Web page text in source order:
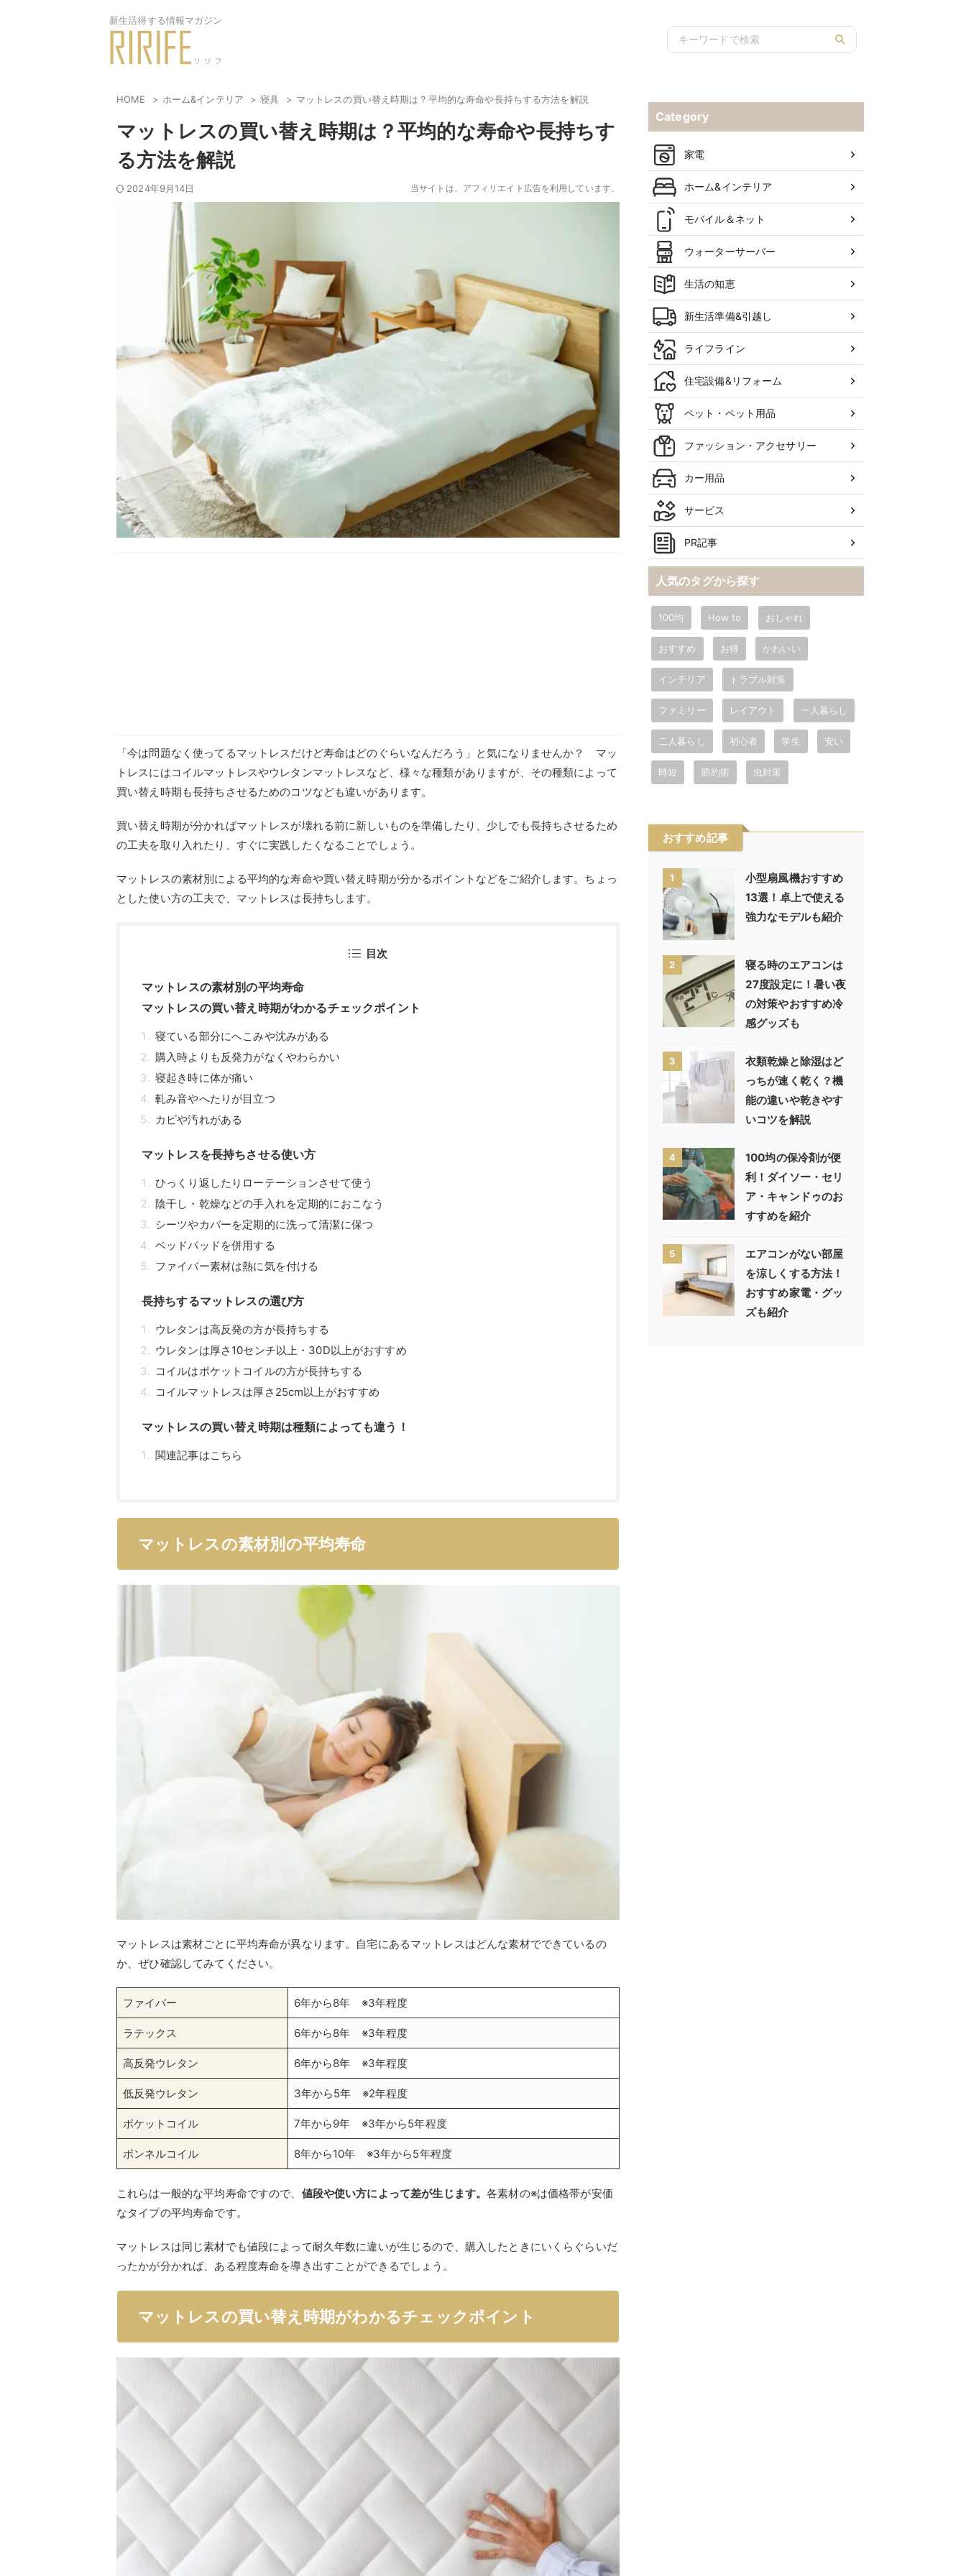
新生活得する情報マガジン
HOME ホーム&インテリア 寝具 マットレスの買い替え時期は？平均的な寿命や長持ちする方法を解説
マットレスの買い替え時期は？平均的な寿命や長持ちす
る方法を解説
2024年9月14日 当サイトは、アフィリエイト広告を利用しています。
「今は問題なく使ってるマットレスだけど寿命はどのぐらいなんだろう」と気になりませんか？ マッ
トレスにはコイルマットレスやウレタンマットレスなど、様々な種類がありますが、その種類によって
買い替え時期も長持ちさせるためのコツなども違いがあります。
買い替え時期が分かればマットレスが壊れる前に新しいものを準備したり、少しでも長持ちさせるため
の工夫を取り入れたり、すぐに実践したくなることでしょう。
マットレスの素材別による平均的な寿命や買い替え時期が分かるポイントなどをご紹介します。ちょっ
とした使い方の工夫で、マットレスは長持ちします。
目次
マットレスの素材別の平均寿命
マットレスの買い替え時期がわかるチェックポイント
寝ている部分にへこみや沈みがある
購入時よりも反発力がなくやわらかい
寝起き時に体が痛い
軋み音やへたりが目立つ
カビや汚れがある
マットレスを長持ちさせる使い方
ひっくり返したりローテーションさせて使う
陰干し・乾燥などの手入れを定期的におこなう
シーツやカバーを定期的に洗って清潔に保つ
ベッドパッドを併用する
ファイバー素材は熱に気を付ける
長持ちするマットレスの選び方
ウレタンは高反発の方が長持ちする
ウレタンは厚さ10センチ以上・30D以上がおすすめ
コイルはポケットコイルの方が長持ちする
コイルマットレスは厚さ25cm以上がおすすめ
マットレスの買い替え時期は種類によっても違う！
関連記事はこちら
マットレスの素材別の平均寿命
マットレスは素材ごとに平均寿命が異なります。自宅にあるマットレスはどんな素材でできているの
か、ぜひ確認してみてください。
ファイバー 6年から8年 ※3年程度
ラテックス 6年から8年 ※3年程度
高反発ウレタン 6年から8年 ※3年程度
低反発ウレタン 3年から5年 ※2年程度
ポケットコイル 7年から9年 ※3年から5年程度
ボンネルコイル 8年から10年 ※3年から5年程度
これらは一般的な平均寿命ですので、 値段や使い方によって差が生じます。各素材の※は価格帯が安価
なタイプの平均寿命です。
マットレスは同じ素材でも値段によって耐久年数に違いが生じるので、購入したときにいくらぐらいだ
ったかが分かれば、ある程度寿命を導き出すことができるでしょう。
マットレスの買い替え時期がわかるチェックポイント
Category
家電
ホーム&インテリア
モバイル＆ネット
ウォーターサーバー
生活の知恵
新生活準備&引越し
ライフライン
住宅設備&リフォーム
ペット・ペット用品
ファッション・アクセサリー
カー用品
サービス
PR記事
人気のタグから探す
100均 How to おしゃれ
おすすめ お得 かわいい
インテリア トラブル対策
ファミリー レイアウト 一人暮らし
二人暮らし 初心者 学生 安い
時短 節約術 虫対策
おすすめ記事
1
小型扇風機おすすめ
13選！卓上で使える
強力なモデルも紹介
2
寝る時のエアコンは
27度設定に！暑い夜
の対策やおすすめ冷
感グッズも
3
衣類乾燥と除湿はど
っちが速く乾く？機
能の違いや乾きやす
いコツを解説
4
100均の保冷剤が便
利！ダイソー・セリ
ア・キャンドゥのお
すすめを紹介
5
エアコンがない部屋
を涼しくする方法！
おすすめ家電・グッ
ズも紹介